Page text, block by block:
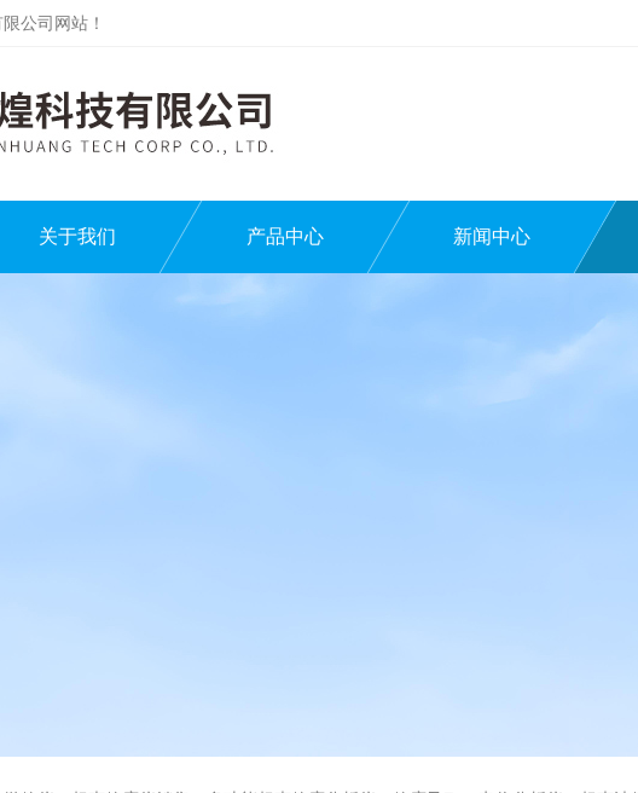
公司网站！
关于我们 产品中心 新闻中心